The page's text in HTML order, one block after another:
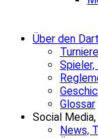
Über den
Turniere
Glossar
Social
News,